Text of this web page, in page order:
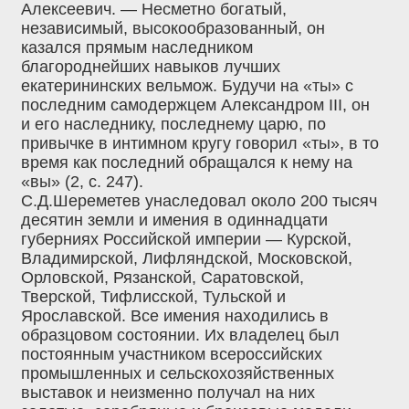
Алексеевич. — Несметно богатый,
независимый, высокообразованный, он
казался прямым наследником
благороднейших навыков лучших
екатерининских вельмож. Будучи на «ты» с
последним самодержцем Александром III, он
и его наследнику, последнему царю, по
привычке в интимном кругу говорил «ты», в то
время как последний обращался к нему на
«вы» (2, с. 247).
С.Д.Шереметев унаследовал около 200 тысяч
десятин земли и имения в одиннадцати
губерниях Российской империи — Курской,
Владимирской, Лифляндской, Московской,
Орловской, Рязанской, Саратовской,
Тверской, Тифлисской, Тульской и
Ярославской. Все имения находились в
образцовом состоянии. Их владелец был
постоянным участником всероссийских
промышленных и сельскохозяйственных
выставок и неизменно получал на них